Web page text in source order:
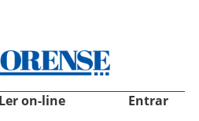
Ler on-line Entrar